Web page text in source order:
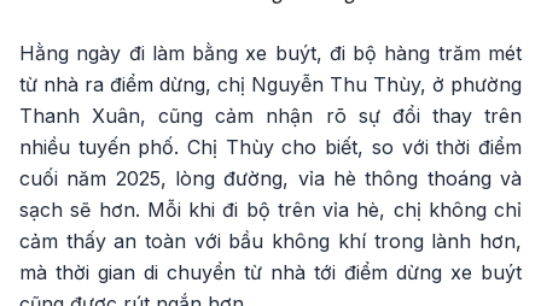
Hằng ngày đi làm bằng xe buýt, đi bộ hàng trăm mét
từ nhà ra điểm dừng, chị Nguyễn Thu Thùy, ở phường
Thanh Xuân, cũng cảm nhận rõ sự đổi thay trên
nhiều tuyến phố. Chị Thùy cho biết, so với thời điểm
cuối năm 2025, lòng đường, vỉa hè thông thoáng và
sạch sẽ hơn. Mỗi khi đi bộ trên vỉa hè, chị không chỉ
cảm thấy an toàn với bầu không khí trong lành hơn,
mà thời gian di chuyển từ nhà tới điểm dừng xe buýt